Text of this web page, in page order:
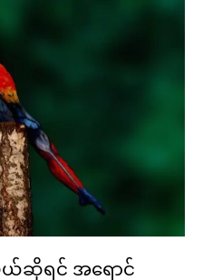
ဆိုရင် အရောင်